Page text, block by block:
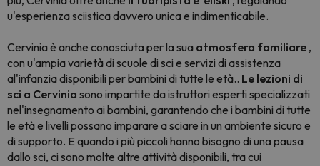
u'esperienza sciistica davvero unica e indimenticabile.
Cervinia è anche conosciuta per la sua atmosfera familiare ,
con u'ampia varietà di scuole di sci e servizi di assistenza
al'infanzia disponibili per bambini di tutte le età.. Le lezioni di
sci a Cervinia sono impartite da istruttori esperti specializzati
nel'insegnamento ai bambini, garantendo che i bambini di tutte
le età e livelli possano imparare a sciare in un ambiente sicuro e
di supporto. E quando i più piccoli hanno bisogno di una pausa
dallo sci, ci sono molte altre attività disponibili, tra cui